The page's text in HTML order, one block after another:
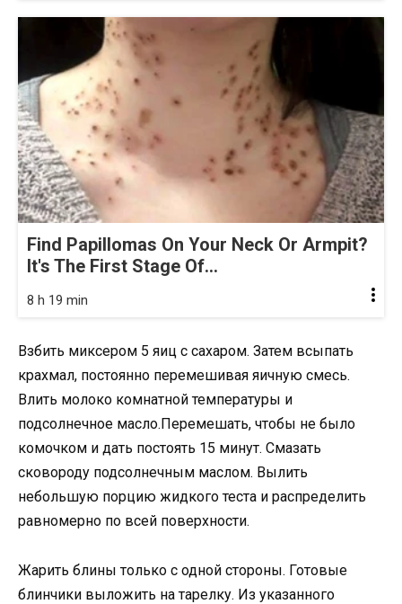
Find Papillomas On Your Neck Or Armpit?
It's The First Stage Of...
8 h 19 min
Взбить миксером 5 яиц с сахаром. Затем всыпать
крахмал, постоянно перемешивая яичную смесь.
Влить молоко комнатной температуры и
подсолнечное масло.Перемешать, чтобы не было
комочком и дать постоять 15 минут. Смазать
сковороду подсолнечным маслом. Вылить
небольшую порцию жидкого теста и распределить
равномерно по всей поверхности.
Жарить блины только с одной стороны. Готовые
блинчики выложить на тарелку. Из указанного